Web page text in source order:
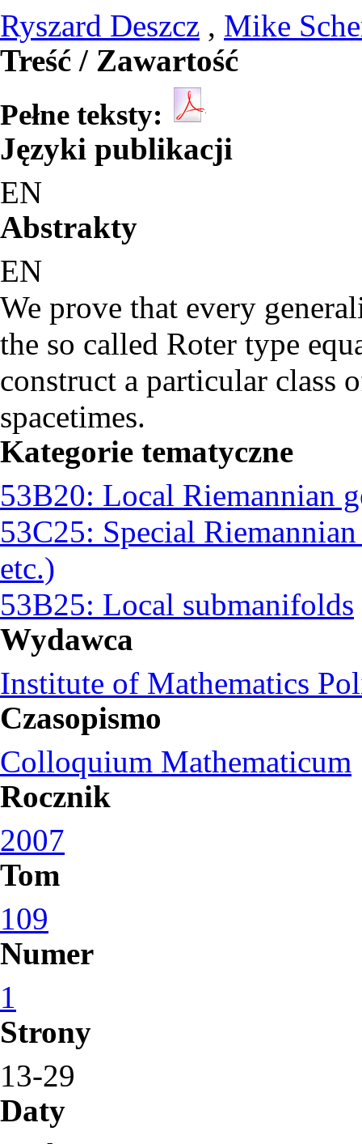
Ryszard Deszcz , Mike
Treść / Zawartość
Pełne teksty:
Języki publikacji
EN
Abstrakty
EN
We prove that every
the so called Roter type
construct a particular class
spacetimes.
Kategorie tematyczne
53B20: Local Riemannian
53C25: Special
etc.)
53B25: Local submanifolds
Wydawca
Institute of Mathematics
Czasopismo
Colloquium Mathematicum
Rocznik
2007
Tom
109
Numer
1
Strony
13-29
Daty